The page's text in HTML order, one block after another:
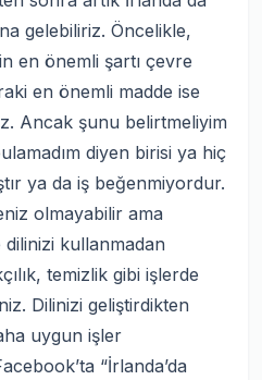
gelebiliriz. Öncelikle,
en önemli şartı çevre
en önemli madde ise
Ancak şunu belirtmeliyim
diyen birisi ya hiç
ya da iş beğenmiyordur.
olmayabilir ama
kullanmadan
temizlik gibi işlerde
Dilinizi geliştirdikten
uygun işler
“İrlanda’da